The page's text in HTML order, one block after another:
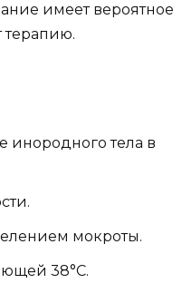
имеет вероятное
терапию.
инородного тела в
мокроты.
38°C.